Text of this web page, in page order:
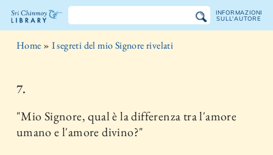
La
Sri
Chinmoy
INFORMAZIONI
SULL'AUTORE
Home » I segreti del mio Signore rivelati
7.
"Mio Signore, qual è la differenza tra l'amore
umano e l'amore divino?"